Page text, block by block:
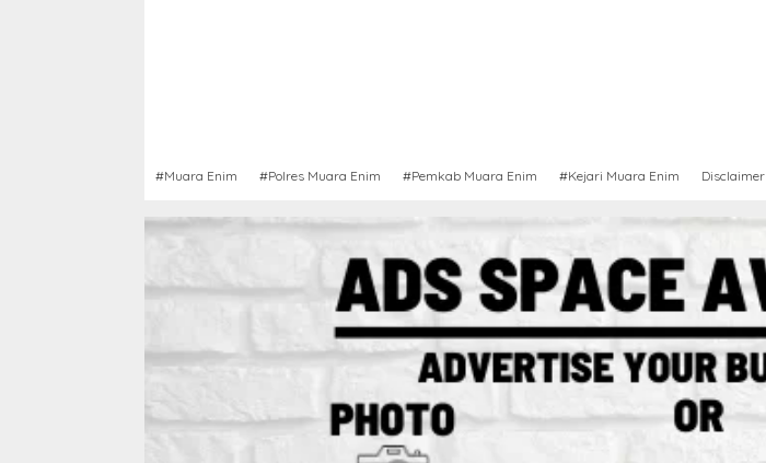
#Muara Enim #Polres Muara Enim #Pemkab Muara Enim #Kejari Muara Enim Disclaimer